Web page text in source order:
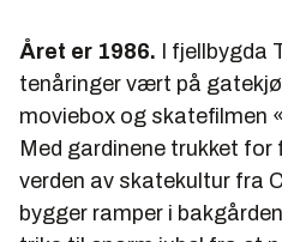
Året er 1986. I fjellbygda
tenåringer vært på
moviebox og skatefilmen
Med gardinene trukket for
verden av skatekultur fra
bygger ramper i